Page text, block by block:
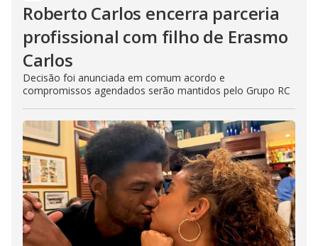
Roberto Carlos encerra parceria
profissional com filho de Erasmo
Carlos
Decisão foi anunciada em comum acordo e
compromissos agendados serão mantidos pelo Grupo RC